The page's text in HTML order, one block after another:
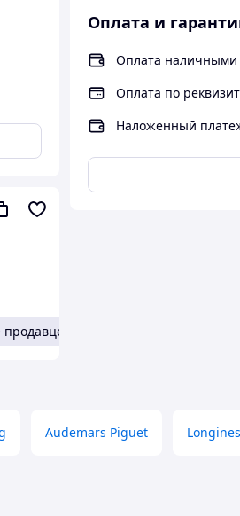
Оплата и
Оплата наличными
Оплата по
Наложенный
Audemars Piguet Longines